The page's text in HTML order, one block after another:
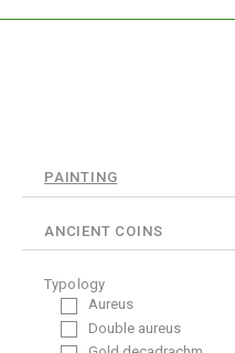
PAINTING
ANCIENT COINS
Typology
Aureus
Double aureus